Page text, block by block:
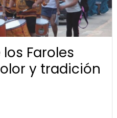
Faroles
y tradición